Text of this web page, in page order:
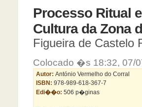
Processo Ritual
Cultura da Zona
Figueira de Castelo
Colocado �s 18:32, 07/
Autor: António Vermelho do Corral
ISBN: 978-989-618-367-7
Edi��o: 506 p�ginas